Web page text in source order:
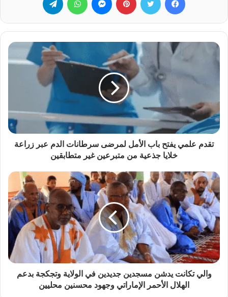
تقدم علمي يفتح باب الأمل لمرضى سرطانات الدم عبر زراعة
خلايا جذعية من متبرعين غير متطابقين
والي تكانت يدشن مسجدين جديدين في الولاية وتجكجة بدعم
الهلال الأحمر الإماراتي وجهود محسنين محليين